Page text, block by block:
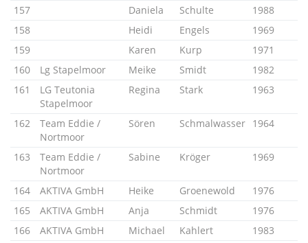
157
Daniela Schulte
1988
158
Heidi Engels
1969
159
Karen Kurp
1971
160
Lg Stapelmoor Meike Smidt
1982
161
LG Teutonia
Stapelmoor
Regina Stark 1963
162
Team Eddie /
Nortmoor
Sören Schmalwasser 1964
163
Team Eddie /
Nortmoor
Sabine Kröger 1969
164 AKTIVA GmbH Heike Groenewold
1976
165
AKTIVA GmbH Anja Schmidt
1976
166
AKTIVA GmbH Michael Kahlert
1983